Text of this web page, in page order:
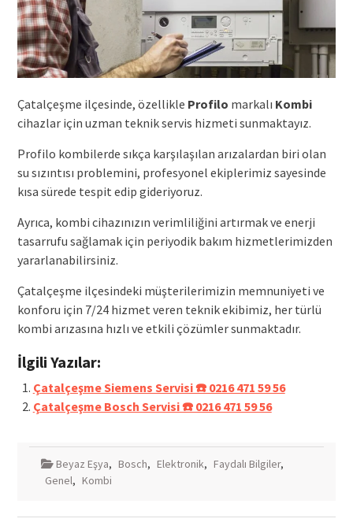
Çatalçeşme ilçesinde, özellikle Profilo markalı Kombi
cihazlar için uzman teknik servis hizmeti sunmaktayız.
Profilo kombilerde sıkça karşılaşılan arızalardan biri olan
su sızıntısı problemini, profesyonel ekiplerimiz sayesinde
kısa sürede tespit edip gideriyoruz.
Ayrıca, kombi cihazınızın verimliliğini artırmak ve enerji
tasarrufu sağlamak için periyodik bakım hizmetlerimizden
yararlanabilirsiniz.
Çatalçeşme ilçesindeki müşterilerimizin memnuniyeti ve
konforu için 7/24 hizmet veren teknik ekibimiz, her türlü
kombi arızasına hızlı ve etkili çözümler sunmaktadır.
İlgili Yazılar:
Çatalçeşme Siemens Servisi ☎️ 0216 471 59 56
Çatalçeşme Bosch Servisi ☎️ 0216 471 59 56
Beyaz Eşya, Bosch, Elektronik, Faydalı Bilgiler,
Genel, Kombi